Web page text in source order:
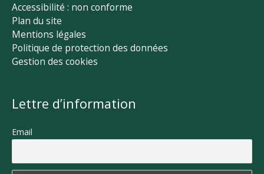
Accessibilité : non conforme
Plan du site
Mentions légales
Politique de protection des données
Gestion des cookies
Lettre d’information
Email